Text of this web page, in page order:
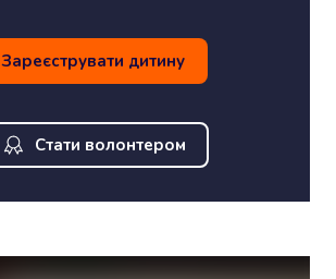
Зареєструвати дитину
Стати волонтером